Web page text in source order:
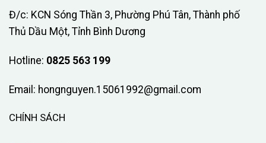
Đ/c: KCN Sóng Thần 3, Phường Phú Tân, Thành phố
Thủ Dầu Một, Tỉnh Bình Dương
Hotline: 0825 563 199
Email: hongnguyen.15061992@gmail.com
CHÍNH SÁCH